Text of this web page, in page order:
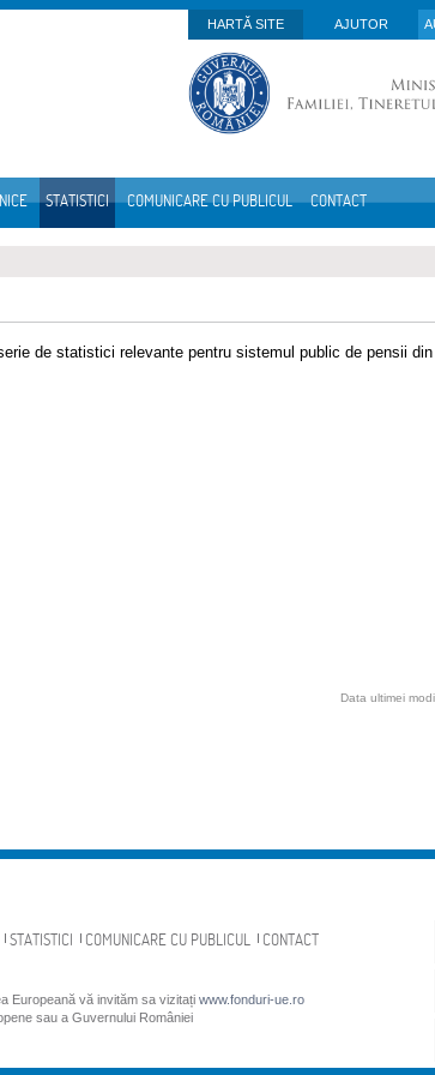
HARTĂ SITE
AJUTOR
STATISTICI COMUNICARE CU PUBLICUL CONTACT
de statistici relevante pentru sistemul public de pensii din
Data ultimei
STATISTICI COMUNICARE CU PUBLICUL CONTACT
Europeană vă invităm sa vizitați www.fonduri-ue.ro
sau a Guvernului României